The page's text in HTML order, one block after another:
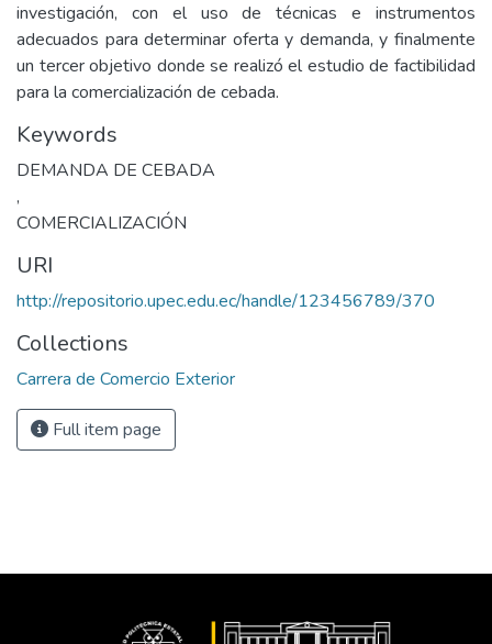
investigación, con el uso de técnicas e instrumentos
adecuados para determinar oferta y demanda, y finalmente
un tercer objetivo donde se realizó el estudio de factibilidad
para la comercialización de cebada.
Keywords
DEMANDA DE CEBADA
,
COMERCIALIZACIÓN
URI
http://repositorio.upec.edu.ec/handle/123456789/370
Collections
Carrera de Comercio Exterior
Full item page